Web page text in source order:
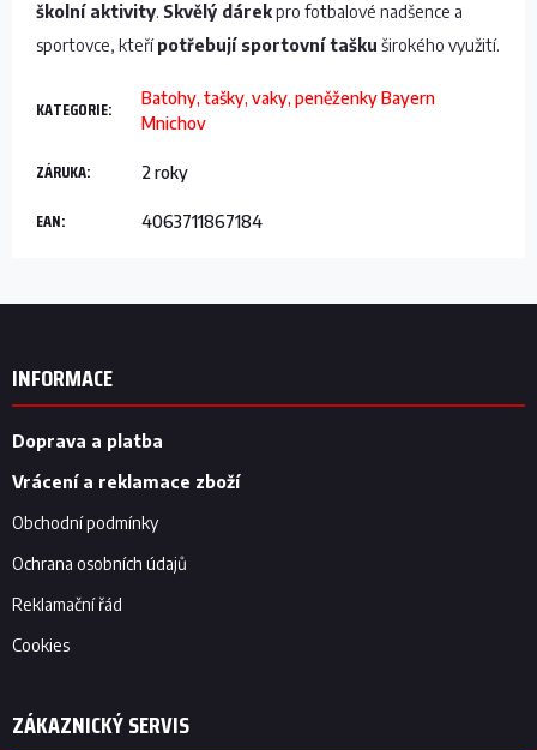
školní aktivity. Skvělý dárekpro fotbalové nadšence a
sportovce, kteřípotřebují sportovní tašku širokého využití.
KATEGORIE:
Batohy, tašky, vaky, peněženky Bayern
Mnichov
ZÁRUKA: 2 roky
EAN: 4063711867184
Z
INFORMACE
Doprava a platba
Vrácení a reklamace zboží
Obchodní podmínky
Ochrana osobních údajů
Reklamační řád
Cookies